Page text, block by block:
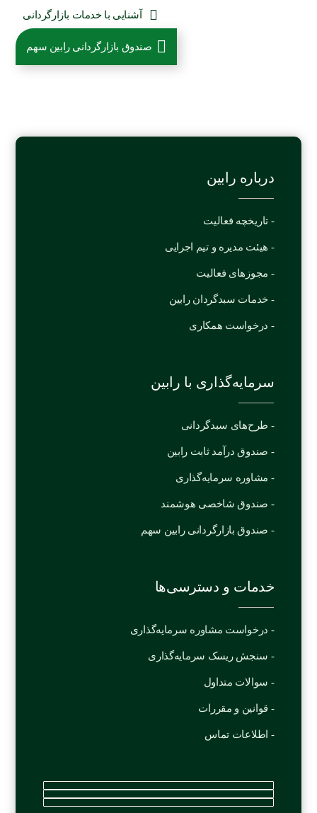
آشنایی با خدمات بازارگردانی
صندوق بازارگردانی رابین سهم
درباره رابین
- تاریخچه فعالیت
- هیئت مدیره و تیم اجرایی
- مجوزهای فعالیت
- خدمات سبدگردان رابین
- درخواست همکاری
سرمایه‌گذاری با رابین
- طرح‌های سبدگردانی
- صندوق درآمد ثابت رابین
- مشاوره سرمایه‌‌گذاری
- صندوق شاخصی هوشمند
- صندوق بازارگردانی رابین سهم
خدمات و دسترسی‌ها
- درخواست مشاوره سرمایه‌گذاری
- سنجش ریسک سرمایه‌گذاری
- سوالات متداول
- قوانین و مقررات
- اطلاعات تماس